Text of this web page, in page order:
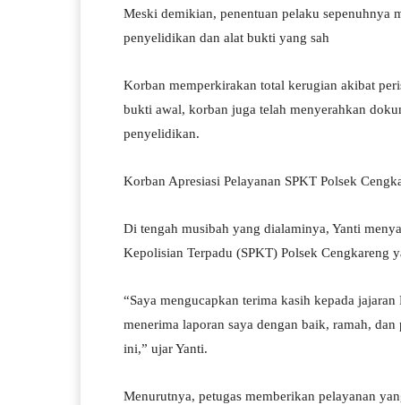
Meski demikian, penentuan pelaku sepenuhnya
penyelidikan dan alat bukti yang sah
Korban memperkirakan total kerugian akibat
bukti awal, korban juga telah menyerahkan
penyelidikan.
Korban Apresiasi Pelayanan SPKT Polsek
Di tengah musibah yang dialaminya, Yanti
Kepolisian Terpadu (SPKT) Polsek Cengkareng
“Saya mengucapkan terima kasih kepada
menerima laporan saya dengan baik, ramah,
ini,” ujar Yanti.
Menurutnya, petugas memberikan pelayanan